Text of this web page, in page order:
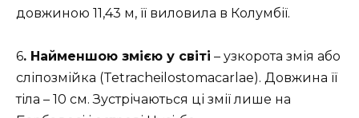
довжиною 11,43 м, її виловила в Колумбії.
6. Найменшою змією у світі – узкорота змія або
сліпозмійка (Tetracheilostomacarlae). Довжина її
тіла – 10 см. Зустрічаються ці змії лише на